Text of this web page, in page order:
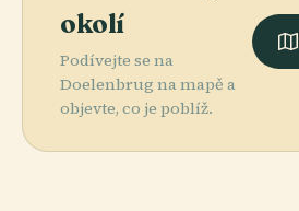
okolí
Podívejte se na
Doelenbrug na mapě a
objevte, co je poblíž.